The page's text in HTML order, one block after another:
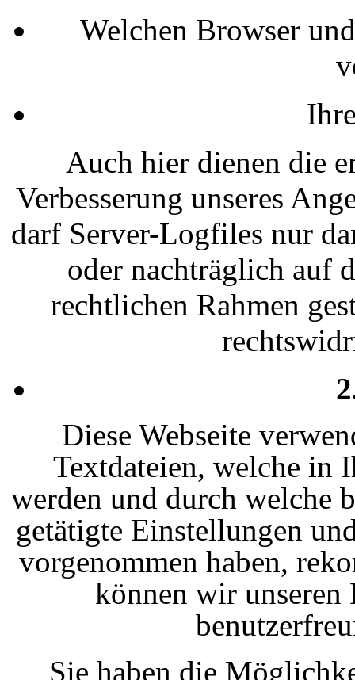
Welchen Browser
Auch hier dienen die
Verbesserung unseres
darf Server-Logfiles nur
oder nachträglich auf
rechtlichen Rahmen
Diese Webseite
Textdateien, welche in
werden und durch welche
getätigte Einstellungen
vorgenommen haben,
können wir unseren
Sie haben die